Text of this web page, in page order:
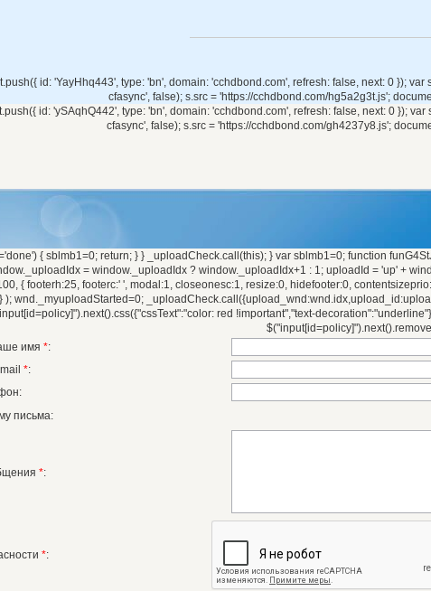
id: 'YayHhq443', type: 'bn', domain: 'cchdbond.com', refresh: false, next: 0 });
cfasync', false); s.src = 'https://cchdbond.com/hg5a2g3t.js';
id: 'ySAqhQ442', type: 'bn', domain: 'cchdbond.com', refresh: false, next: 0 });
cfasync', false); s.src = 'https://cchdbond.com/gh4237y8.js';
{ sblmb1=0; return; } } _uploadCheck.call(this); } var sblmb1=0; function
= window._uploadIdx ? window._uploadIdx+1 : 1; uploadId = 'up' +
{ footerh:25, footerc:' ', modal:1, closeonesc:1, resize:0, hidefooter:0,
); wnd._myuploadStarted=0;
red !important","text-
имя *:
*:
письма:
*:
*: